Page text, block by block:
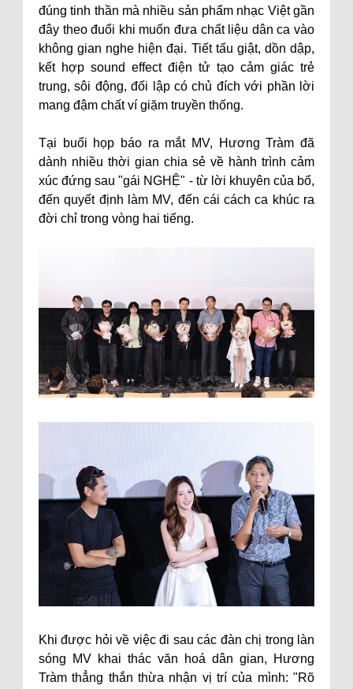
đúng tinh thần mà nhiều sản phẩm nhạc Việt gần
đây theo đuổi khi muốn đưa chất liệu dân ca vào
không gian nghe hiện đại. Tiết tấu giật, dồn dập,
kết hợp sound effect điện tử tạo cảm giác trẻ
trung, sôi động, đối lập có chủ đích với phần lời
mang đậm chất ví giặm truyền thống.
Tại buổi họp báo ra mắt MV, Hương Tràm đã
dành nhiều thời gian chia sẻ về hành trình cảm
xúc đứng sau "gái NGHỆ" - từ lời khuyên của bố,
đến quyết định làm MV, đến cái cách ca khúc ra
đời chỉ trong vòng hai tiếng.
Khi được hỏi về việc đi sau các đàn chị trong làn
sóng MV khai thác văn hoá dân gian, Hương
Tràm thẳng thắn thừa nhận vị trí của mình: "Rõ